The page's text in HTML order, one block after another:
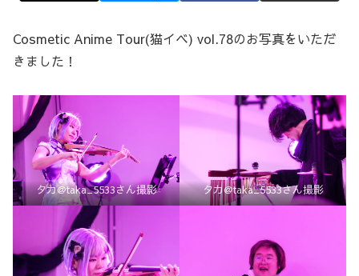
Cosmetic Anime Tour(猫イベ) vol.78のお写真をいただ
きました！
タカ@taka_5533さん撮影 タカ@taka_5533さん撮影